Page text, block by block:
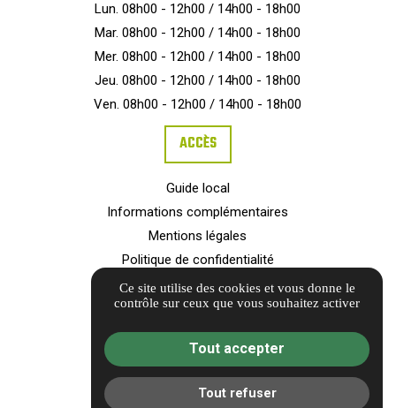
Lun. 08h00 - 12h00 / 14h00 - 18h00
Mar. 08h00 - 12h00 / 14h00 - 18h00
Mer. 08h00 - 12h00 / 14h00 - 18h00
Jeu. 08h00 - 12h00 / 14h00 - 18h00
Ven. 08h00 - 12h00 / 14h00 - 18h00
ACCÈS
Guide local
Informations complémentaires
Mentions légales
Politique de confidentialité
Barème d'honoraires
Gestion des cookies
Ce site utilise des cookies et vous donne le
contrôle sur ceux que vous souhaitez activer
Tout accepter
Tout refuser